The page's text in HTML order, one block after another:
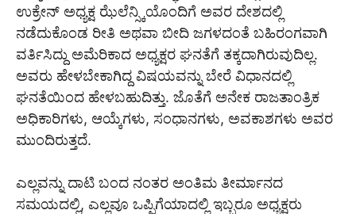
ಉಕ್ರೇನ್ ಅಧ್ಯಕ್ಷ ಝೆಲೆನ್ಸ್ಕಿಯೊಂದಿಗೆ ಅವರ ದೇಶದಲ್ಲಿ
ನಡೆದುಕೊಂಡ ರೀತಿ ಅಥವಾ ಬೀದಿ ಜಗಳದಂತೆ ಬಹಿರಂಗವಾಗಿ
ವರ್ತಿಸಿದ್ದು ಅಮೆರಿಕಾದ ಅಧ್ಯಕ್ಷರ ಘನತೆಗೆ ತಕ್ಕದಾಗಿರುವುದಿಲ್ಲ.
ಅವರು ಹೇಳಬೇಕಾಗಿದ್ದ ವಿಷಯವನ್ನು ಬೇರೆ ವಿಧಾನದಲ್ಲಿ
ಘನತೆಯಿಂದ ಹೇಳಬಹುದಿತ್ತು. ಜೊತೆಗೆ ಅನೇಕ ರಾಜತಾಂತ್ರಿಕ
ಅಧಿಕಾರಿಗಳು, ಆಯ್ಕೆಗಳು, ಸಂಧಾನಗಳು, ಅವಕಾಶಗಳು ಅವರ
ಮುಂದಿರುತ್ತದೆ.
ಎಲ್ಲವನ್ನು ದಾಟಿ ಬಂದ ನಂತರ ಅಂತಿಮ ತೀರ್ಮಾನದ
ಸಮಯದಲ್ಲಿ, ಎಲ್ಲವೂ ಒಪ್ಪಿಗೆಯಾದಲ್ಲಿ ಇಬ್ಬರೂ ಅಧ್ಯಕ್ಷರು